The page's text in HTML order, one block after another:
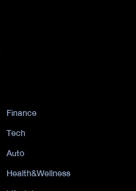
Finance
Tech
Auto
Health&Wellness